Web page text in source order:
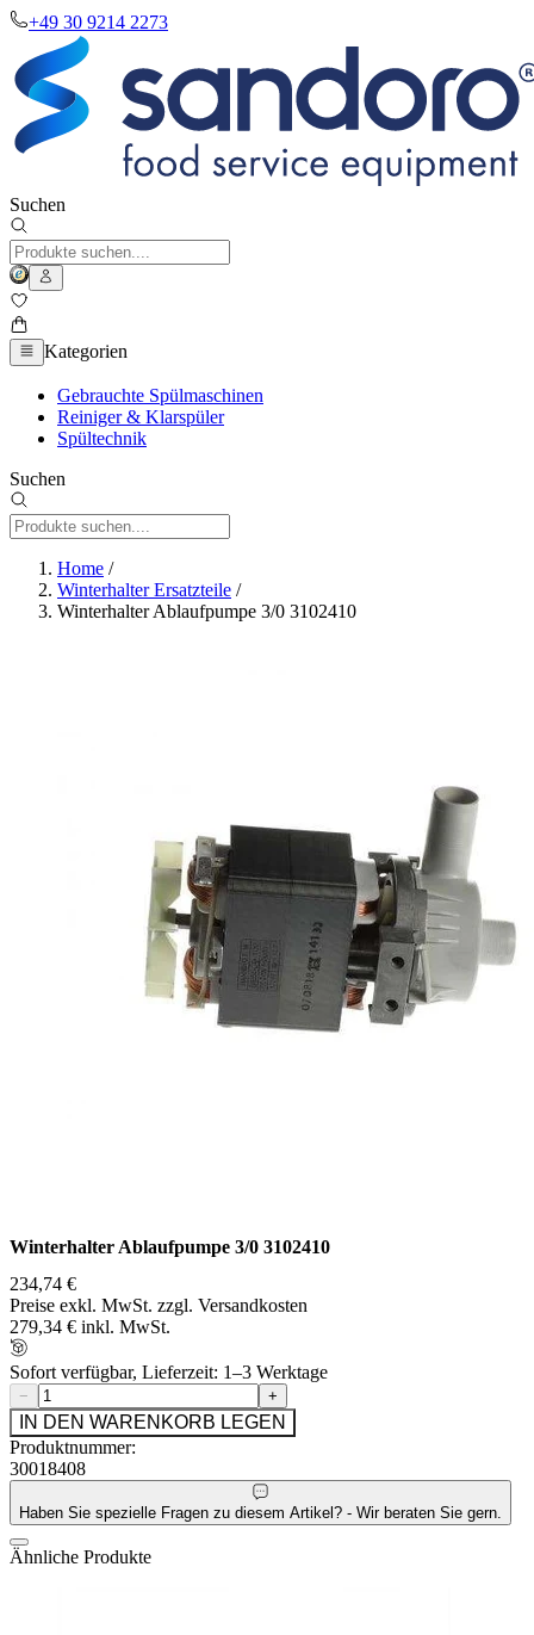
+49 30 9214 2273
Suchen
Kategorien
Gebrauchte Spülmaschinen
Reiniger & Klarspüler
Spültechnik
Suchen
Home /
Winterhalter Ersatzteile /
Winterhalter Ablaufpumpe 3/0 3102410
Winterhalter Ablaufpumpe 3/0 3102410
234,74 €
Preise exkl. MwSt. zzgl. Versandkosten
279,34 € inkl. MwSt.
Sofort verfügbar, Lieferzeit: 1–3 Werktage
− +
IN DEN WARENKORB LEGEN
Produktnummer:
30018408
Haben Sie spezielle Fragen zu diesem Artikel? - Wir beraten Sie gern.
Ähnliche Produkte